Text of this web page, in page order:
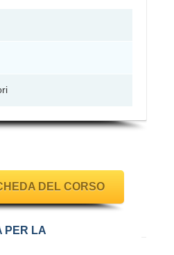
DEL CORSO
PER LA